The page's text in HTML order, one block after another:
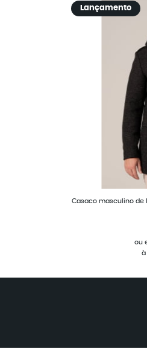
Lançamento
Casaco masculino de
ou
à